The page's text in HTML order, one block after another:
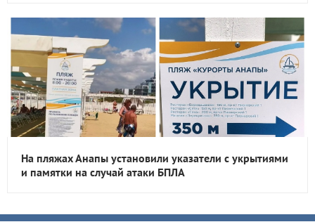
На пляжах Анапы установили указатели с укрытиями
и памятки на случай атаки БПЛА